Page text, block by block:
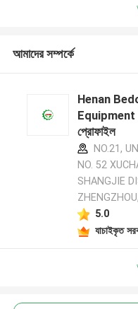
আমাদের সম্পর্কে
Henan
Equipment
প্রোফাইল
NO.21,
NO. 52
SHANGJIE
5.0
যাচাইকৃত